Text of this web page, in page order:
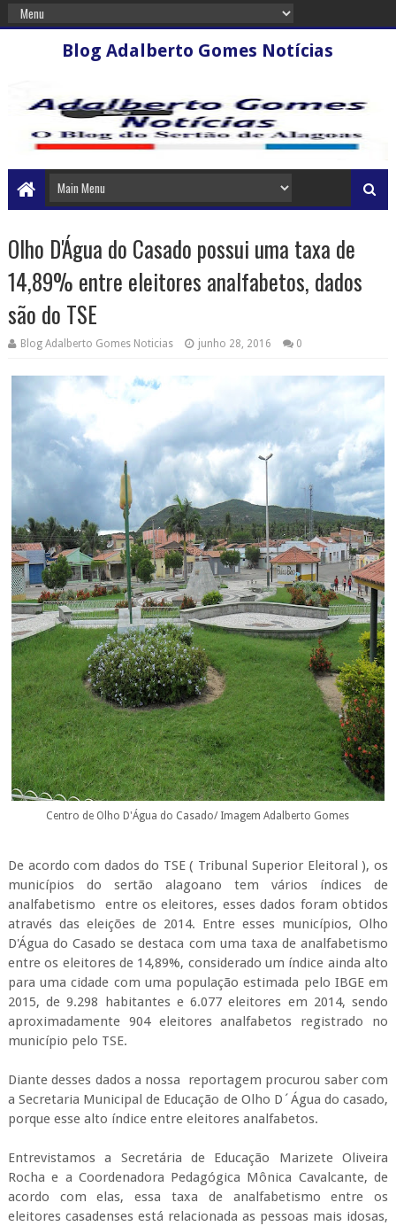
Blog Adalberto Gomes Notícias
Olho D'Água do Casado possui uma taxa de
14,89% entre eleitores analfabetos, dados
são do TSE
Blog Adalberto Gomes Noticias junho 28, 2016 0
Centro de Olho D'Água do Casado/ Imagem Adalberto Gomes
De acordo com dados do TSE ( Tribunal Superior Eleitoral ), os
municípios do sertão alagoano tem vários índices de
analfabetismo entre os eleitores, esses dados foram obtidos
através das eleições de 2014. Entre esses municípios, Olho
D'Água do Casado se destaca com uma taxa de analfabetismo
entre os eleitores de 14,89%, considerado um índice ainda alto
para uma cidade com uma população estimada pelo IBGE em
2015, de 9.298 habitantes e 6.077 eleitores em 2014, sendo
aproximadamente 904 eleitores analfabetos registrado no
município pelo TSE.
Diante desses dados a nossa reportagem procurou saber com
a Secretaria Municipal de Educação de Olho D´Água do casado,
porque esse alto índice entre eleitores analfabetos.
Entrevistamos a Secretária de Educação Marizete Oliveira
Rocha e a Coordenadora Pedagógica Mônica Cavalcante, de
acordo com elas, essa taxa de analfabetismo entre os
eleitores casadenses está relacionada as pessoas mais idosas,